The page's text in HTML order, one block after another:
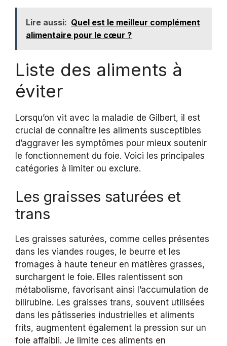
Lire aussi: Quel est le meilleur complément
alimentaire pour le cœur ?
Liste des aliments à
éviter
Lorsqu’on vit avec la maladie de Gilbert, il est
crucial de connaître les aliments susceptibles
d’aggraver les symptômes pour mieux soutenir
le fonctionnement du foie. Voici les principales
catégories à limiter ou exclure.
Les graisses saturées et
trans
Les graisses saturées, comme celles présentes
dans les viandes rouges, le beurre et les
fromages à haute teneur en matières grasses,
surchargent le foie. Elles ralentissent son
métabolisme, favorisant ainsi l’accumulation de
bilirubine. Les graisses trans, souvent utilisées
dans les pâtisseries industrielles et aliments
frits, augmentent également la pression sur un
foie affaibli. Je limite ces aliments en